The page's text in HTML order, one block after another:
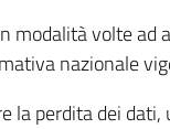
volte
nazionale
la perdita dei